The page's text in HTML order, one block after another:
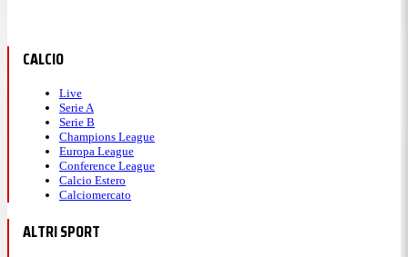
CALCIO
Live
Serie A
Serie B
Champions League
Europa League
Conference League
Calcio Estero
Calciomercato
ALTRI SPORT